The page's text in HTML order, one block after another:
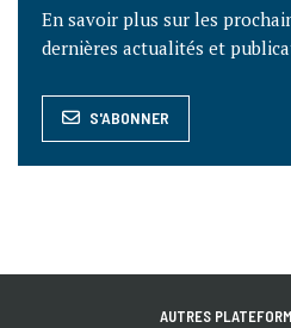
En savoir plus sur les
dernières actualités et
S'ABONNER
AUTRES